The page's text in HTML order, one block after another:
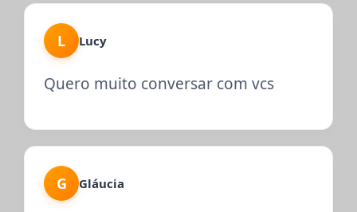
L Lucy
Quero muito conversar com vcs
G Gláucia